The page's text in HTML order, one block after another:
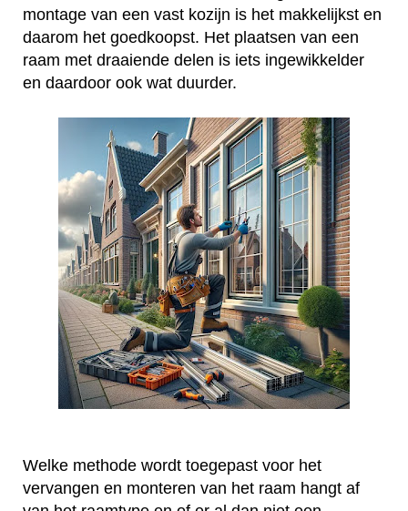
montage van een vast kozijn is het makkelijkst en
daarom het goedkoopst. Het plaatsen van een
raam met draaiende delen is iets ingewikkelder
en daardoor ook wat duurder.
Welke methode wordt toegepast voor het
vervangen en monteren van het raam hangt af